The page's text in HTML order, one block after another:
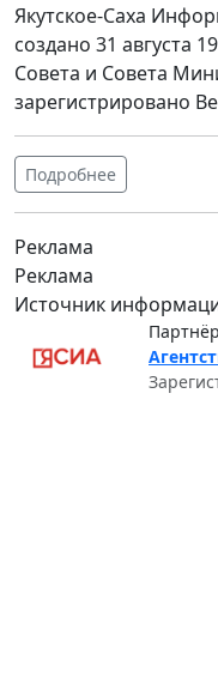
Якутское-Саха
создано 31 августа
Совета и Совета
зарегистрировано
Подробнее
Реклама
Реклама
Источник